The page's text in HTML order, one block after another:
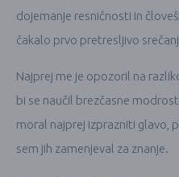
dojemanje resničnosti in
čakalo prvo pretresljivo
Najprej me je opozoril na
bi se naučil brezčasne
moral najprej izprazniti glavo,
sem jih zamenjeval za znanje.